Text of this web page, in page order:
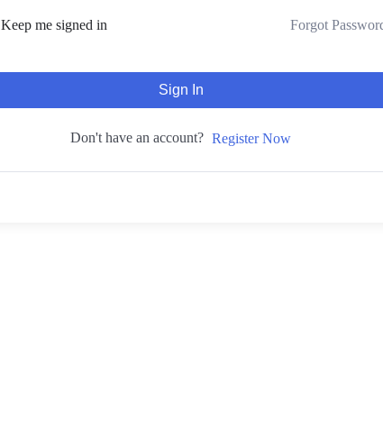
Keep me signed in Forgot
Sign In
Don't have an account? Register Now